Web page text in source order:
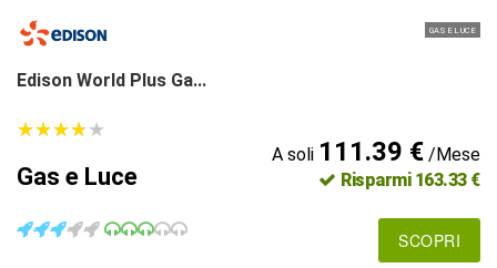
GAS E LUCE
Edison World Plus Ga...
★★★★★
★★★★★
Gas e Luce
A soli 111.39 €/Mese
Risparmi 163.33 €
SCOPRI